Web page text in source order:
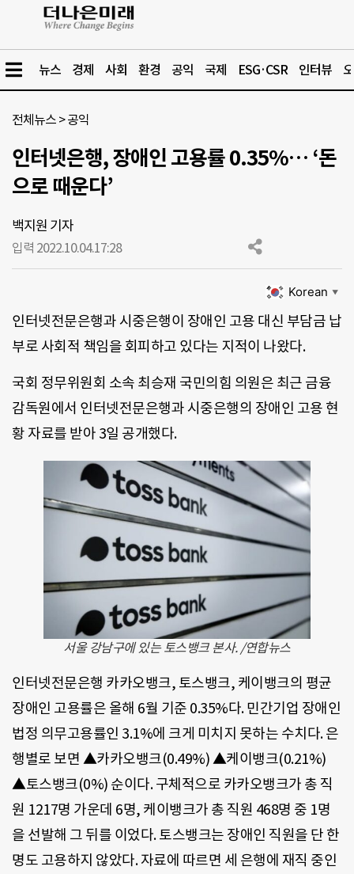
뉴스 경제 사회 환경 공익 국제 ESG·CSR 인터뷰
전체뉴스 >공익
인터넷은행, 장애인 고용률 0.35%… ‘돈
으로 때운다’
백지원 기자
입력 2022.10.04.17:28
Korean ▼
인터넷전문은행과 시중은행이 장애인 고용 대신 부담금 납
부로 사회적 책임을 회피하고 있다는 지적이 나왔다.
국회 정무위원회 소속 최승재 국민의힘 의원은 최근 금융
감독원에서 인터넷전문은행과 시중은행의 장애인 고용 현
황 자료를 받아 3일 공개했다.
서울 강남구에 있는 토스뱅크 본사. /연합뉴스
인터넷전문은행 카카오뱅크, 토스뱅크, 케이뱅크의 평균
장애인 고용률은 올해 6월 기준 0.35%다. 민간기업 장애인
법정 의무고용률인 3.1%에 크게 미치지 못하는 수치다. 은
행별로 보면 ▲카카오뱅크(0.49%) ▲케이뱅크(0.21%)
▲토스뱅크(0%) 순이다. 구체적으로 카카오뱅크가 총 직
원 1217명 가운데 6명, 케이뱅크가 총 직원 468명 중 1명
을 선발해 그 뒤를 이었다. 토스뱅크는 장애인 직원을 단 한
명도 고용하지 않았다. 자료에 따르면 세 은행에 재직 중인